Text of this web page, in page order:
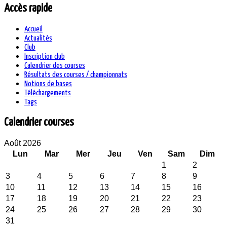
Accès rapide
Accueil
Actualités
Club
Inscription club
Calendrier des courses
Résultats des courses / championnats
Notions de bases
Téléchargements
Tags
Calendrier courses
Août 2026
Lun
Mar Mer Jeu Ven Sam
Dim
1
2
3
4 5 6 7 8
9
10
11 12 13 14 15
16
17
18 19 20 21 22
23
24
25 26 27 28 29
30
31